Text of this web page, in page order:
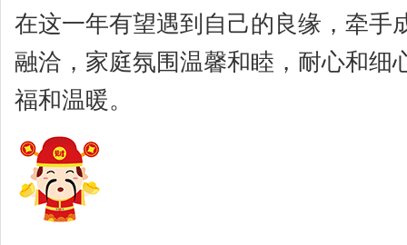
在这一年有望遇到自己的良缘，牵手
融洽，家庭氛围温馨和睦，耐心和细
福和温暖。